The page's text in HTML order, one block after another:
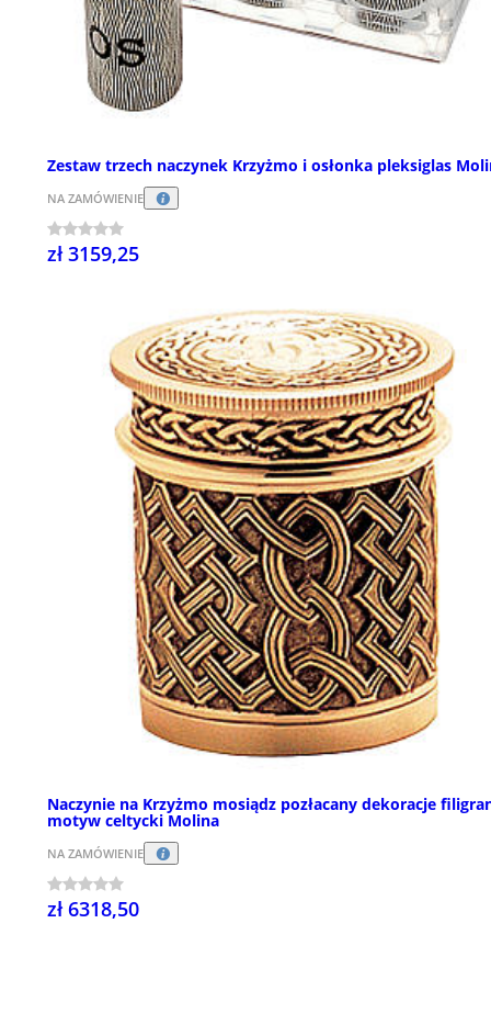
Zestaw trzech naczynek Krzyżmo i osłonka pleksiglas
NA ZAMÓWIENIE
zł 3159,25
Naczynie na Krzyżmo mosiądz pozłacany dekoracje
motyw celtycki Molina
NA ZAMÓWIENIE
zł 6318,50